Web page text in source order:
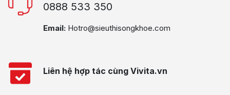
0888 533 350
Email: Hotro@sieuthisongkhoe.com
Liên hệ hợp tác cùng Vivita.vn